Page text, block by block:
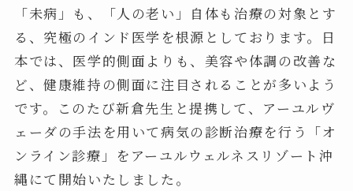
「未病」も、「人の老い」自体も治療の対象とす
る、究極のインド医学を根源としております。日
本では、医学的側面よりも、美容や体調の改善な
ど、健康維持の側面に注目されることが多いよう
です。このたび新倉先生と提携して、アーユルヴ
ェーダの手法を用いて病気の診断治療を行う「オ
ンライン診療」をアーユルウェルネスリゾート沖
縄にて開始いたしました。